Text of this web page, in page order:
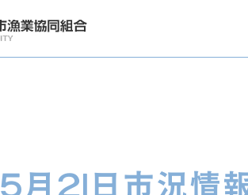
5月21日市況情